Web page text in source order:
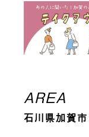
AREA
石川県加賀